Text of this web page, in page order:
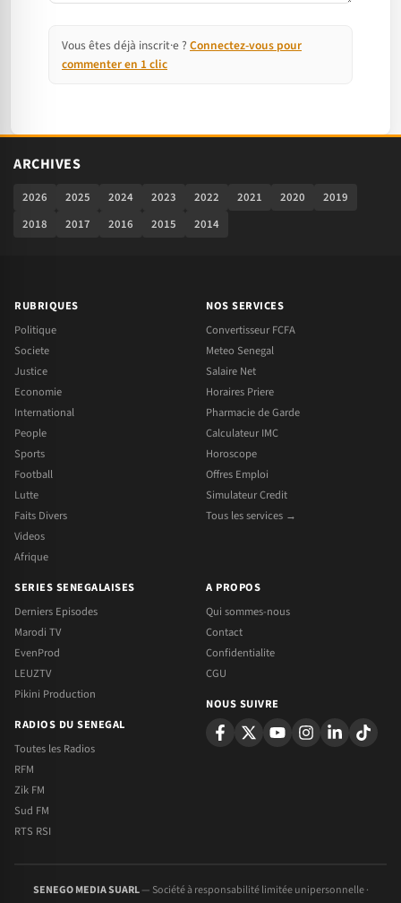
Vous êtes déjà inscrit·e ? Connectez-vous pour
commenter en 1 clic
ARCHIVES
2026 2025 2024 2023 2022 2021 2020
2019
2018
2017 2016 2015 2014
RUBRIQUES
Politique
Societe
Justice
Economie
International
People
Sports
Football
Lutte
Faits Divers
Videos
Afrique
NOS SERVICES
Convertisseur FCFA
Meteo Senegal
Salaire Net
Horaires Priere
Pharmacie de Garde
Calculateur IMC
Horoscope
Offres Emploi
Simulateur Credit
Tous les services →
SERIES SENEGALAISES
Derniers Episodes
Marodi TV
EvenProd
LEUZTV
Pikini Production
RADIOS DU SENEGAL
Toutes les Radios
RFM
Zik FM
Sud FM
RTS RSI
A PROPOS
Qui sommes-nous
Contact
Confidentialite
CGU
NOUS SUIVRE
SENEGO MEDIA SUARL— Société à responsabilité limitée unipersonnelle ·